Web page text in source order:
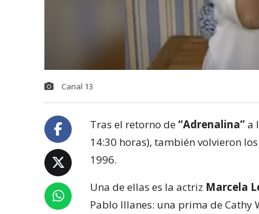
Canal 13
Tras el retorno de“Adrenalina”a
14:30 horas), también volvieron
1996.
Una de ellas es la actriz Marcela
Pablo Illanes: una prima de Cathy